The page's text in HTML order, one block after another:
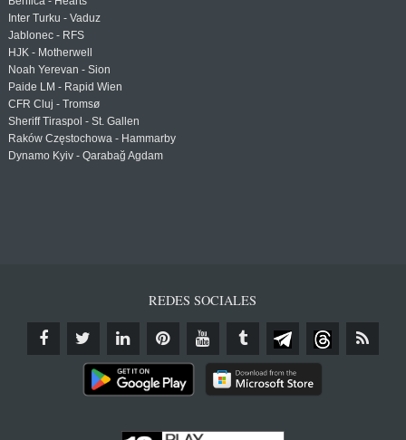
Inter Turku - Vaduz
Jablonec - RFS
HJK - Motherwell
Noah Yerevan - Sion
Paide LM - Rapid Wien
CFR Cluj - Tromsø
Sheriff Tiraspol - St. Gallen
Raków Częstochowa - Hammarby
Dynamo Kyiv - Qarabağ Agdam
REDES SOCIALES